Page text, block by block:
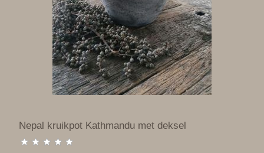
Nepal kruikpot Kathmandu met deksel